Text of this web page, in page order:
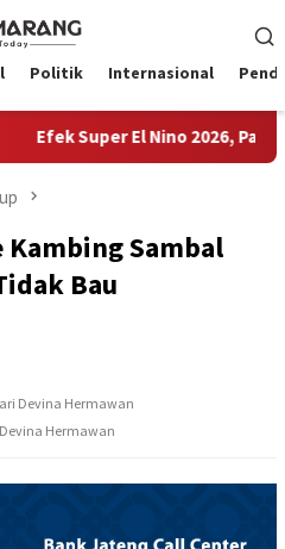
Politik Internasional
El Nino 2026, Panen Garam
Kambing Sambal
Bau
Hermawan